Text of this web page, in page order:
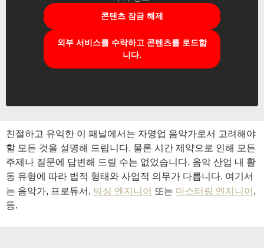
콘텐츠 잠금 해제
외부 서비스를 수락하고 콘텐츠를 로드합
니다.
친절하고 유익한 이 패널에서는 자영업 음악가로서 고려해야
할 모든 것을 설명해 드립니다. 물론 시간 제약으로 인해 모든
주제나 질문에 답변해 드릴 수는 없었습니다. 음악 산업 내 활
동 유형에 따라 법적 형태와 사업적 의무가 다릅니다. 여기서
는 음악가, 프로듀서, 믹싱 엔지니어 또는 마스터링 엔지니어 ,
등.